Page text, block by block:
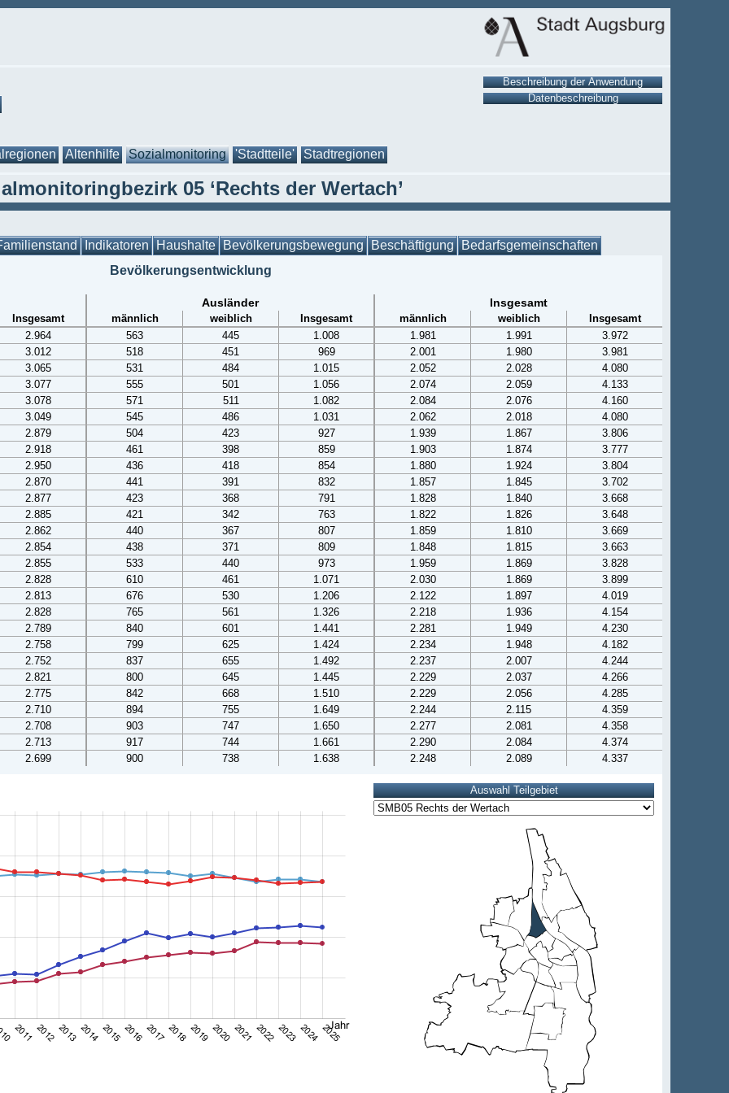
Altenhilfe Sozialmonitoring 'Stadtteile' Stadtregionen
05 ‘Rechts der Wertach’
Indikatoren Haushalte Bevölkerungsbewegung Beschäftigung Bedarfsgemeinschaften
Bevölkerungsentwicklung
Ausländer Insgesamt
Insgesamt männlich weiblich Insgesamt männlich weiblich
Insgesamt
2.964
563 445 1.008 1.981 1.991
3.972
3.012
518 451 969 2.001 1.980
3.981
3.065
531 484 1.015 2.052 2.028
4.080
3.077
555 501 1.056 2.074 2.059
4.133
3.078
571 511 1.082 2.084 2.076
4.160
3.049
545 486 1.031 2.062 2.018
4.080
2.879
504 423 927 1.939 1.867
3.806
2.918
461 398 859 1.903 1.874
3.777
2.950
436 418 854 1.880 1.924
3.804
2.870
441 391 832 1.857 1.845
3.702
2.877
423 368 791 1.828 1.840
3.668
2.885
421 342 763 1.822 1.826
3.648
2.862
440 367 807 1.859 1.810
3.669
2.854
438 371 809 1.848 1.815
3.663
2.855
533 440 973 1.959 1.869
3.828
2.828
610 461 1.071 2.030 1.869
3.899
2.813
676 530 1.206 2.122 1.897
4.019
2.828
765 561 1.326 2.218 1.936
4.154
2.789
840 601 1.441 2.281 1.949
4.230
2.758
799 625 1.424 2.234 1.948
4.182
2.752
837 655 1.492 2.237 2.007
4.244
2.821
800 645 1.445 2.229 2.037
4.266
2.775
842 668 1.510 2.229 2.056
4.285
2.710
894 755 1.649 2.244 2.115
4.359
2.708
903 747 1.650 2.277 2.081
4.358
2.713
917 744 1.661 2.290 2.084
4.374
2.699
900 738 1.638 2.248 2.089 4.337